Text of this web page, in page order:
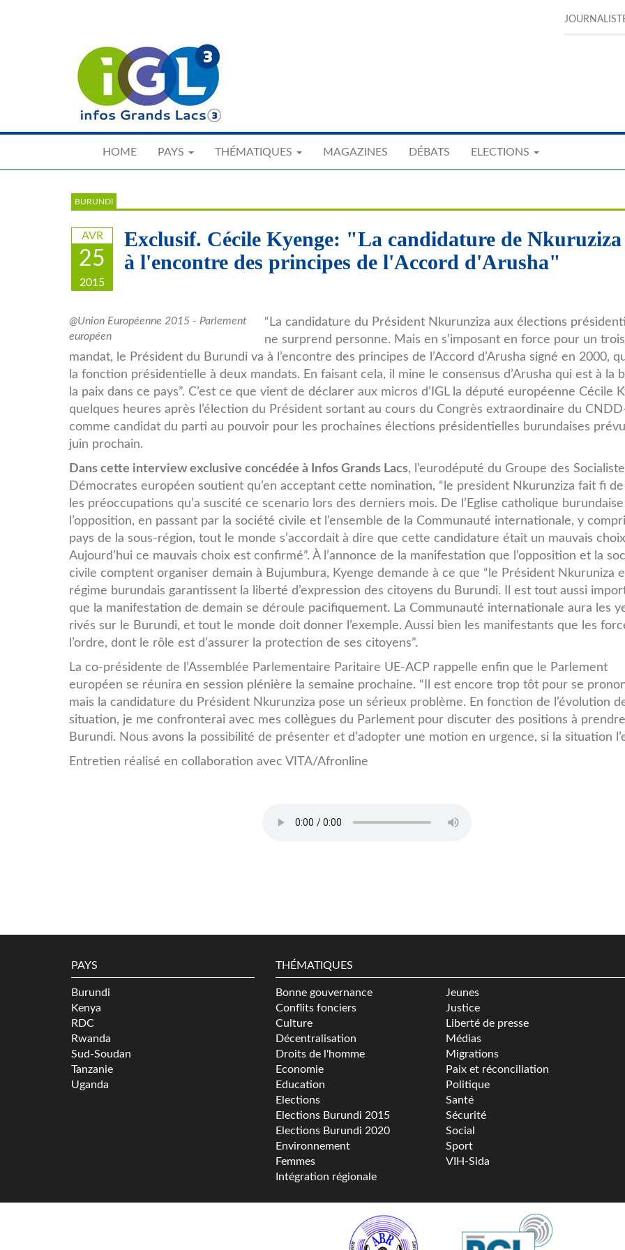
HOME PAYS THÉMATIQUES MAGAZINES DÉBATS ELECTIONS
BURUNDI
AVR
25
2015
Exclusif. Cécile Kyenge: "La candidature de Nkuruziza
à l'encontre des principes de l'Accord d'Arusha"
cecile-
kyenge.jpg
@Union Européenne 2015 - Parlement
européen
“La candidature du Président Nkurunziza aux élections
ne surprend personne. Mais en s’imposant en force pour un
mandat, le Président du Burundi va à l’encontre des principes de l’Accord d’Arusha signé en 2000,
la fonction présidentielle à deux mandats. En faisant cela, il mine le consensus d’Arusha qui est à la
la paix dans ce pays”. C’est ce que vient de déclarer aux micros d’IGL la député européenne Cécile
quelques heures après l’élection du Président sortant au cours du Congrès extraordinaire du
comme candidat du parti au pouvoir pour les prochaines élections présidentielles burundaises
juin prochain.
Dans cette interview exclusive concédée à Infos Grands Lacs, l’eurodéputé du Groupe des
Démocrates européen soutient qu’en acceptant cette nomination, “le president Nkurunziza fait fi
les préoccupations qu’a suscité ce scenario lors des derniers mois. De l’Eglise catholique burundaise
l’opposition, en passant par la société civile et l’ensemble de la Communauté internationale, y
pays de la sous-région, tout le monde s’accordait à dire que cette candidature était un mauvais
Aujourd’hui ce mauvais choix est confirmé”. À l’annonce de la manifestation que l’opposition et la
civile comptent organiser demain à Bujumbura, Kyenge demande à ce que “le Président Nkuruniza
régime burundais garantissent la liberté d’expression des citoyens du Burundi. Il est tout aussi
que la manifestation de demain se déroule pacifiquement. La Communauté internationale aura les
rivés sur le Burundi, et tout le monde doit donner l’exemple. Aussi bien les manifestants que les
l’ordre, dont le rôle est d’assurer la protection de ses citoyens”.
La co-présidente de l’Assemblée Parlementaire Paritaire UE-ACP rappelle enfin que le Parlement
européen se réunira en session plénière la semaine prochaine. “Il est encore trop tôt pour se
mais la candidature du Président Nkurunziza pose un sérieux problème. En fonction de l’évolution
situation, je me confronterai avec mes collègues du Parlement pour discuter des positions à
Burundi. Nous avons la possibilité de présenter et d’adopter une motion en urgence, si la situation
Entretien réalisé en collaboration avec VITA/Afronline
Interview_Kyenge_Candidature_Nkurunziza.mp3
PAYS
Burundi
Kenya
RDC
Rwanda
Sud-Soudan
Tanzanie
Uganda
THÉMATIQUES
Bonne gouvernance
Conflits fonciers
Culture
Décentralisation
Droits de l'homme
Economie
Education
Elections
Elections Burundi 2015
Elections Burundi 2020
Environnement
Femmes
Intégration régionale
Jeunes
Justice
Liberté de presse
Médias
Migrations
Paix et réconciliation
Politique
Santé
Sécurité
Social
Sport
VIH-Sida